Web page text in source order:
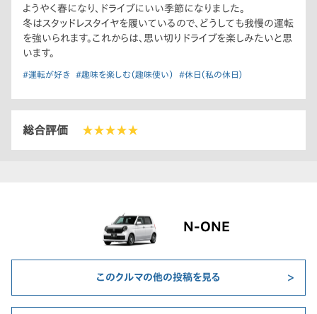
ようやく春になり、ドライブにいい季節になりました。
冬はスタッドレスタイヤを履いているので、どうしても我慢の運転
を強いられます。これからは、思い切りドライブを楽しみたいと思
います。
#運転が好き #趣味を楽しむ（趣味使い） #休日（私の休日）
総合評価 ★★★★★
N-ONE
このクルマの他の投稿を見る